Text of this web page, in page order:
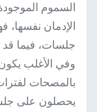
السموم
جلسات، فيما قد
وفي الأغلب
بالمصحات
يحصلون على